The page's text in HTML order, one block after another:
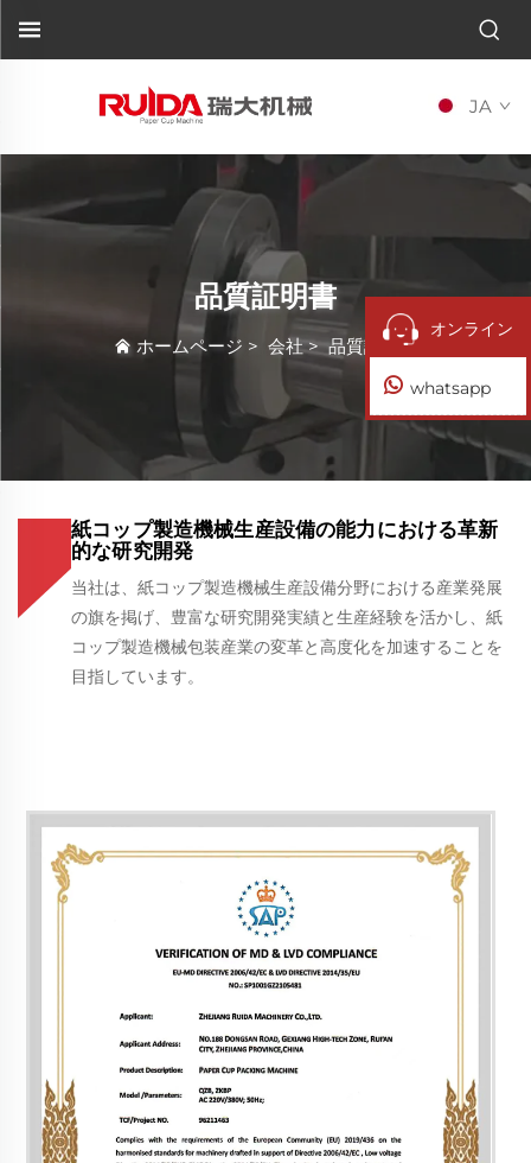
JA
品質証明書
ホームページ > 会社>品質証明書
紙コップ製造機械生産設備の能力における革新
的な研究開発
当社は、紙コップ製造機械生産設備分野における産業発展
の旗を掲げ、豊富な研究開発実績と生産経験を活かし、紙
コップ製造機械包装産業の変革と高度化を加速することを
目指しています。
オンライン
whatsapp